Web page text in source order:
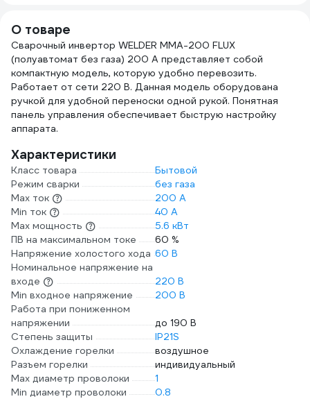
О товаре
Сварочный инвертор WELDER ММА-200 FLUX
(полуавтомат без газа) 200 А представляет собой
компактную модель, которую удобно перевозить.
Работает от сети 220 В. Данная модель оборудована
ручкой для удобной переноски одной рукой. Понятная
панель управления обеспечивает быструю настройку
аппарата.
Характеристики
Класс товара
Бытовой
Режим сварки
без газа
Max ток
200 А
Min ток
40 А
Max мощность
5.6 кВт
ПВ на максимальном токе
60 %
Напряжение холостого хода 60 В
Номинальное напряжение на
входе
220 В
Min входное напряжение
200 В
Работа при пониженном
напряжении
до 190 В
Степень защиты
IP21S
Охлаждение горелки
воздушное
Разъем горелки
индивидуальный
Max диаметр проволоки
1
Min диаметр проволоки
0.8